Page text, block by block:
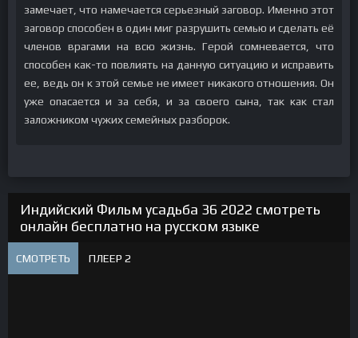
замечает, что намечается серьезный заговор. Именно этот
заговор способен в один миг разрушить семью и сделать её
членов врагами на всю жизнь. Герой сомневается, что
способен как-то повлиять на данную ситуацию и исправить
ее, ведь он к этой семье не имеет никакого отношения. Он
уже опасается и за себя, и за своего сына, так как стал
заложником чужих семейных разборок.
Индийский Фильм усадьба 36 2022 смотреть
онлайн бесплатно на русском языке
СМОТРЕТЬ ПЛЕЕР 2